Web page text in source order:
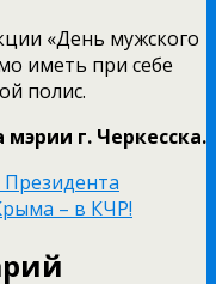
«День мужского
иметь при себе
полис.
мэрии г. Черкесска.
– в КЧР!